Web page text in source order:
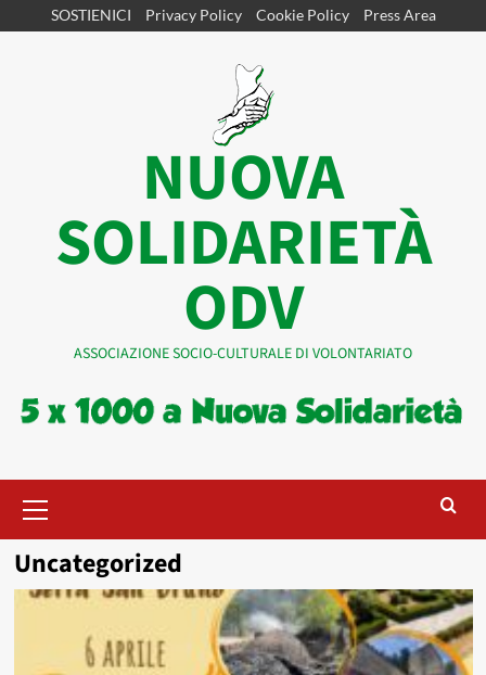
SOSTIENICI Privacy Policy Cookie Policy Press Area
NUOVA
SOLIDARIETÀ
ODV
ASSOCIAZIONE SOCIO-CULTURALE DI VOLONTARIATO
principale
Uncategorized